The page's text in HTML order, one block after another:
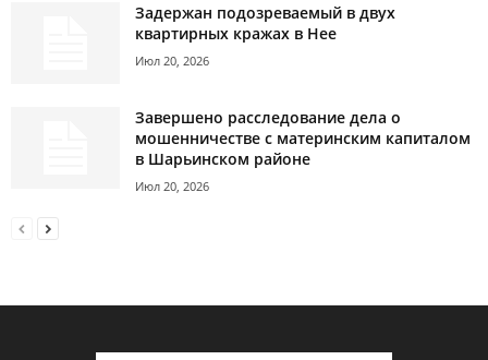
Задержан подозреваемый в двух
квартирных кражах в Нее
Июл 20, 2026
Завершено расследование дела о
мошенничестве с материнским капиталом
в Шарьинском районе
Июл 20, 2026